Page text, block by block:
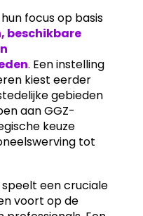
focus op basis
beschikbare
. Een instelling
kiest eerder
gebieden
aan GGZ-
keuze
tot
een cruciale
voort op de